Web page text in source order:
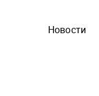
Новости